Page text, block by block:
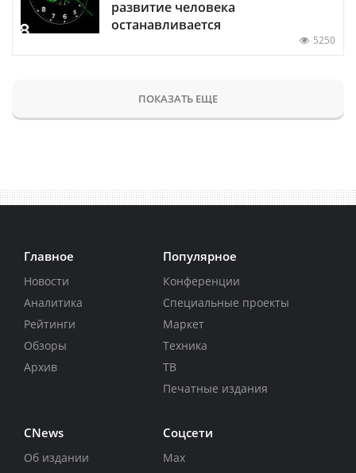
развитие человека
останавливается
5250
ПОКАЗАТЬ ЕЩЕ
Главное
Новости
Аналитика
Рейтинги
Обзоры
Архив
Популярное
Конференции
Специальные проекты
Маркет
Техника
ТВ
Печатные издания
CNews
Об издании
Соцсети
Max